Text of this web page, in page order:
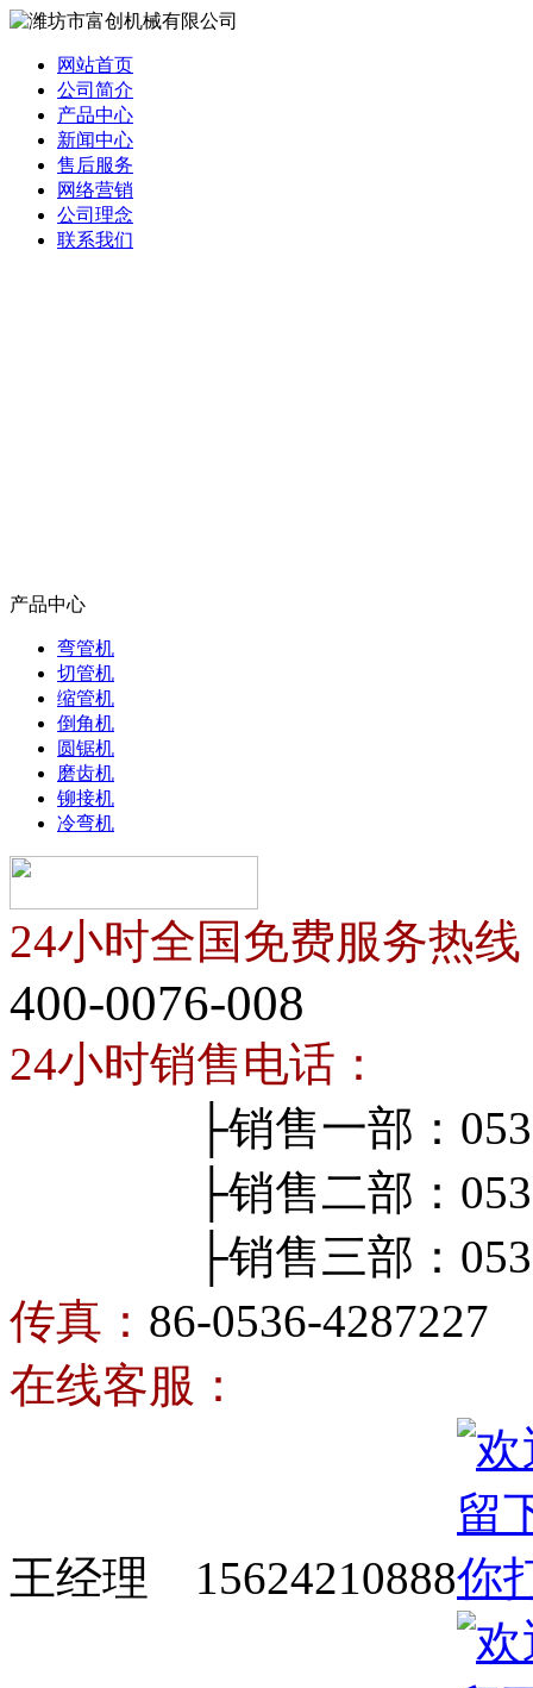
网站首页
公司简介
产品中心
新闻中心
售后服务
网络营销
公司理念
联系我们
产品中心
弯管机
切管机
缩管机
倒角机
圆锯机
磨齿机
铆接机
冷弯机
24小时全国免费服务热线
400-0076-008
24小时销售电话：
├销售一部：0536-
├销售二部：0536-
├销售三部：0536-
传真： 86-0536-4287227
在线客服：
王经理 15624210888